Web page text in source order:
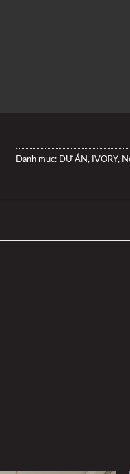
Danh mục: DỰ ÁN, IVORY,